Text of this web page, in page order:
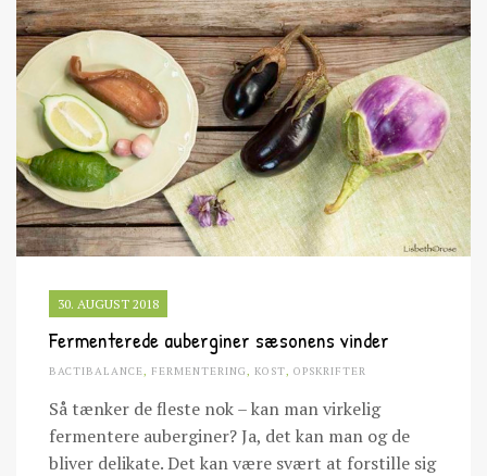
30. AUGUST 2018
Fermenterede auberginer sæsonens vinder
BACTIBALANCE, FERMENTERING, KOST, OPSKRIFTER
Så tænker de fleste nok – kan man virkelig
fermentere auberginer? Ja, det kan man og de
bliver delikate. Det kan være svært at forstille sig